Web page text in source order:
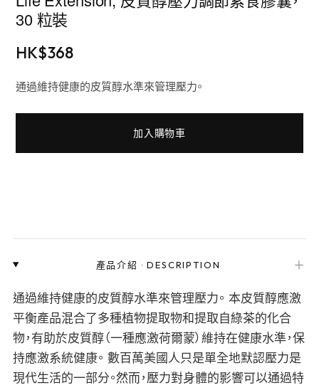
30 粒裝
HK$368
通過維持健康的皮質醇水準來管理壓力。
加入購物車
產品介紹 ·DESCRIPTION ＋
通過維持健康的皮質醇水準來管理壓力。 本皮質醇應激
平衡產品混合了多種植物提取物和提取自綠茶的化合
物，有助於皮質醇（一種應激荷爾蒙）維持在健康水準，保
持應激系統健康。 數百萬美國人只是單全地默認壓力是
現代生活的一部分。然而，壓力對身體的影響可以通過特